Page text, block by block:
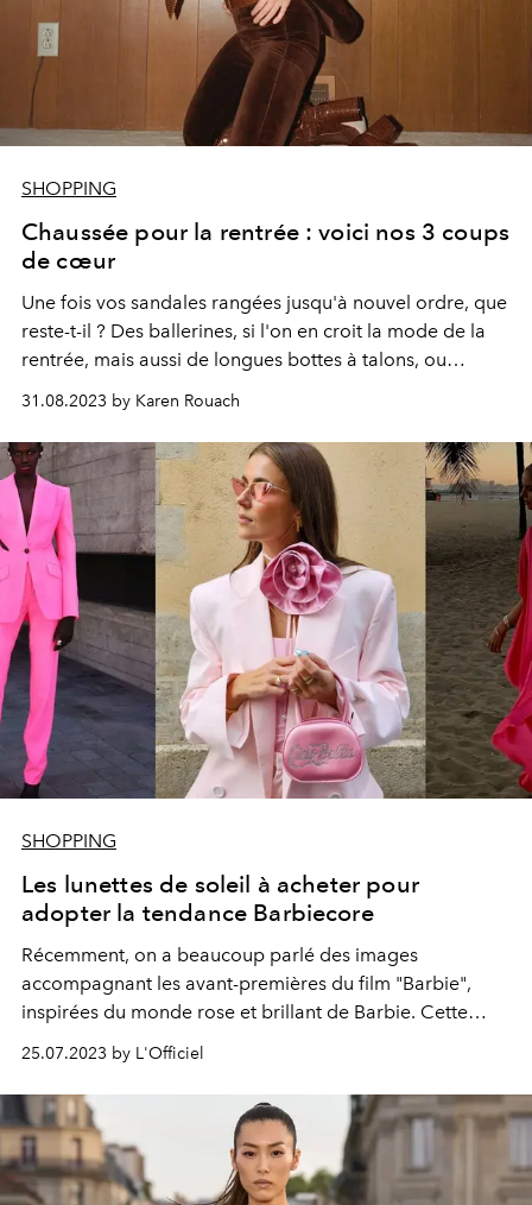
SHOPPING
Chaussée pour la rentrée : voici nos 3 coups
de cœur
Une fois vos sandales rangées jusqu'à nouvel ordre, que
reste-t-il ? Des ballerines, si l'on en croit la mode de la
rentrée, mais aussi de longues bottes à talons, ou
encore des rangers améliorées.
31.08.2023 by Karen Rouach
SHOPPING
Les lunettes de soleil à acheter pour
adopter la tendance Barbiecore
Récemment, on a beaucoup parlé des images
accompagnant les avant-premières du film "Barbie",
inspirées du monde rose et brillant de Barbie. Cette
tendance a fait son chemin dans les dernières
collections de lunettes de soleil.
25.07.2023 by L'Officiel